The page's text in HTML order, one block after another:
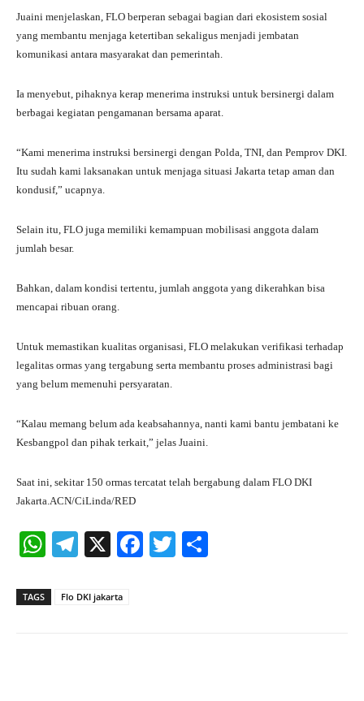
Juaini menjelaskan, FLO berperan sebagai bagian dari ekosistem sosial
yang membantu menjaga ketertiban sekaligus menjadi jembatan
komunikasi antara masyarakat dan pemerintah.
Ia menyebut, pihaknya kerap menerima instruksi untuk bersinergi dalam
berbagai kegiatan pengamanan bersama aparat.
“Kami menerima instruksi bersinergi dengan Polda, TNI, dan Pemprov DKI.
Itu sudah kami laksanakan untuk menjaga situasi Jakarta tetap aman dan
kondusif,” ucapnya.
Selain itu, FLO juga memiliki kemampuan mobilisasi anggota dalam
jumlah besar.
Bahkan, dalam kondisi tertentu, jumlah anggota yang dikerahkan bisa
mencapai ribuan orang.
Untuk memastikan kualitas organisasi, FLO melakukan verifikasi terhadap
legalitas ormas yang tergabung serta membantu proses administrasi bagi
yang belum memenuhi persyaratan.
“Kalau memang belum ada keabsahannya, nanti kami bantu jembatani ke
Kesbangpol dan pihak terkait,” jelas Juaini.
Saat ini, sekitar 150 ormas tercatat telah bergabung dalam FLO DKI
Jakarta.ACN/CiLinda/RED
W
ts
Te
gr
X
Fa T
TAGS Flo DKI jakarta